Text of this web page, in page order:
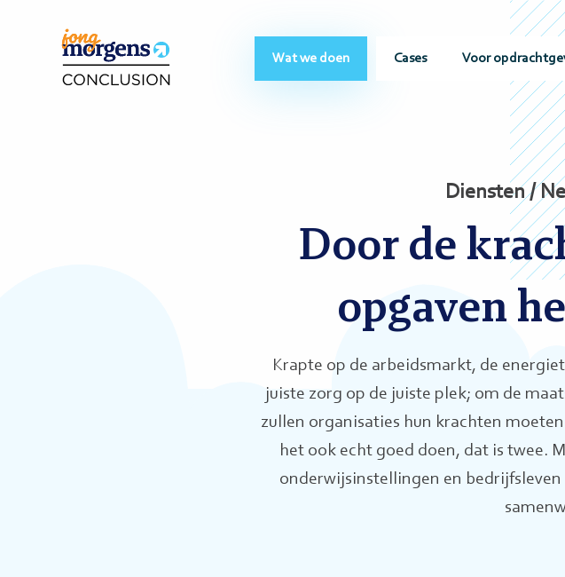
Wat we doen Cases Voor
Diensten /
Door de
opgaven
Krapte op de arbeidsmarkt, de
juiste zorg op de juiste plek; om de
zullen organisaties hun krachten
het ook echt goed doen, dat is twee.
onderwijsinstellingen en